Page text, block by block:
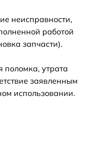
неисправности,
работой
запчасти).
утрата
заявленным
использовании.